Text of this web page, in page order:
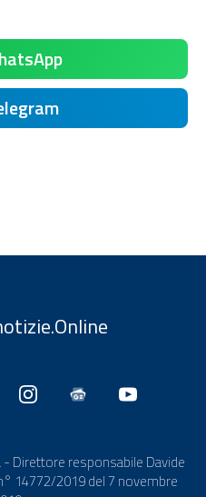
Direttore responsabile Davide
14772/2019 del 7 novembre